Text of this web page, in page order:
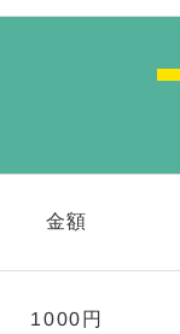
金額
1000円